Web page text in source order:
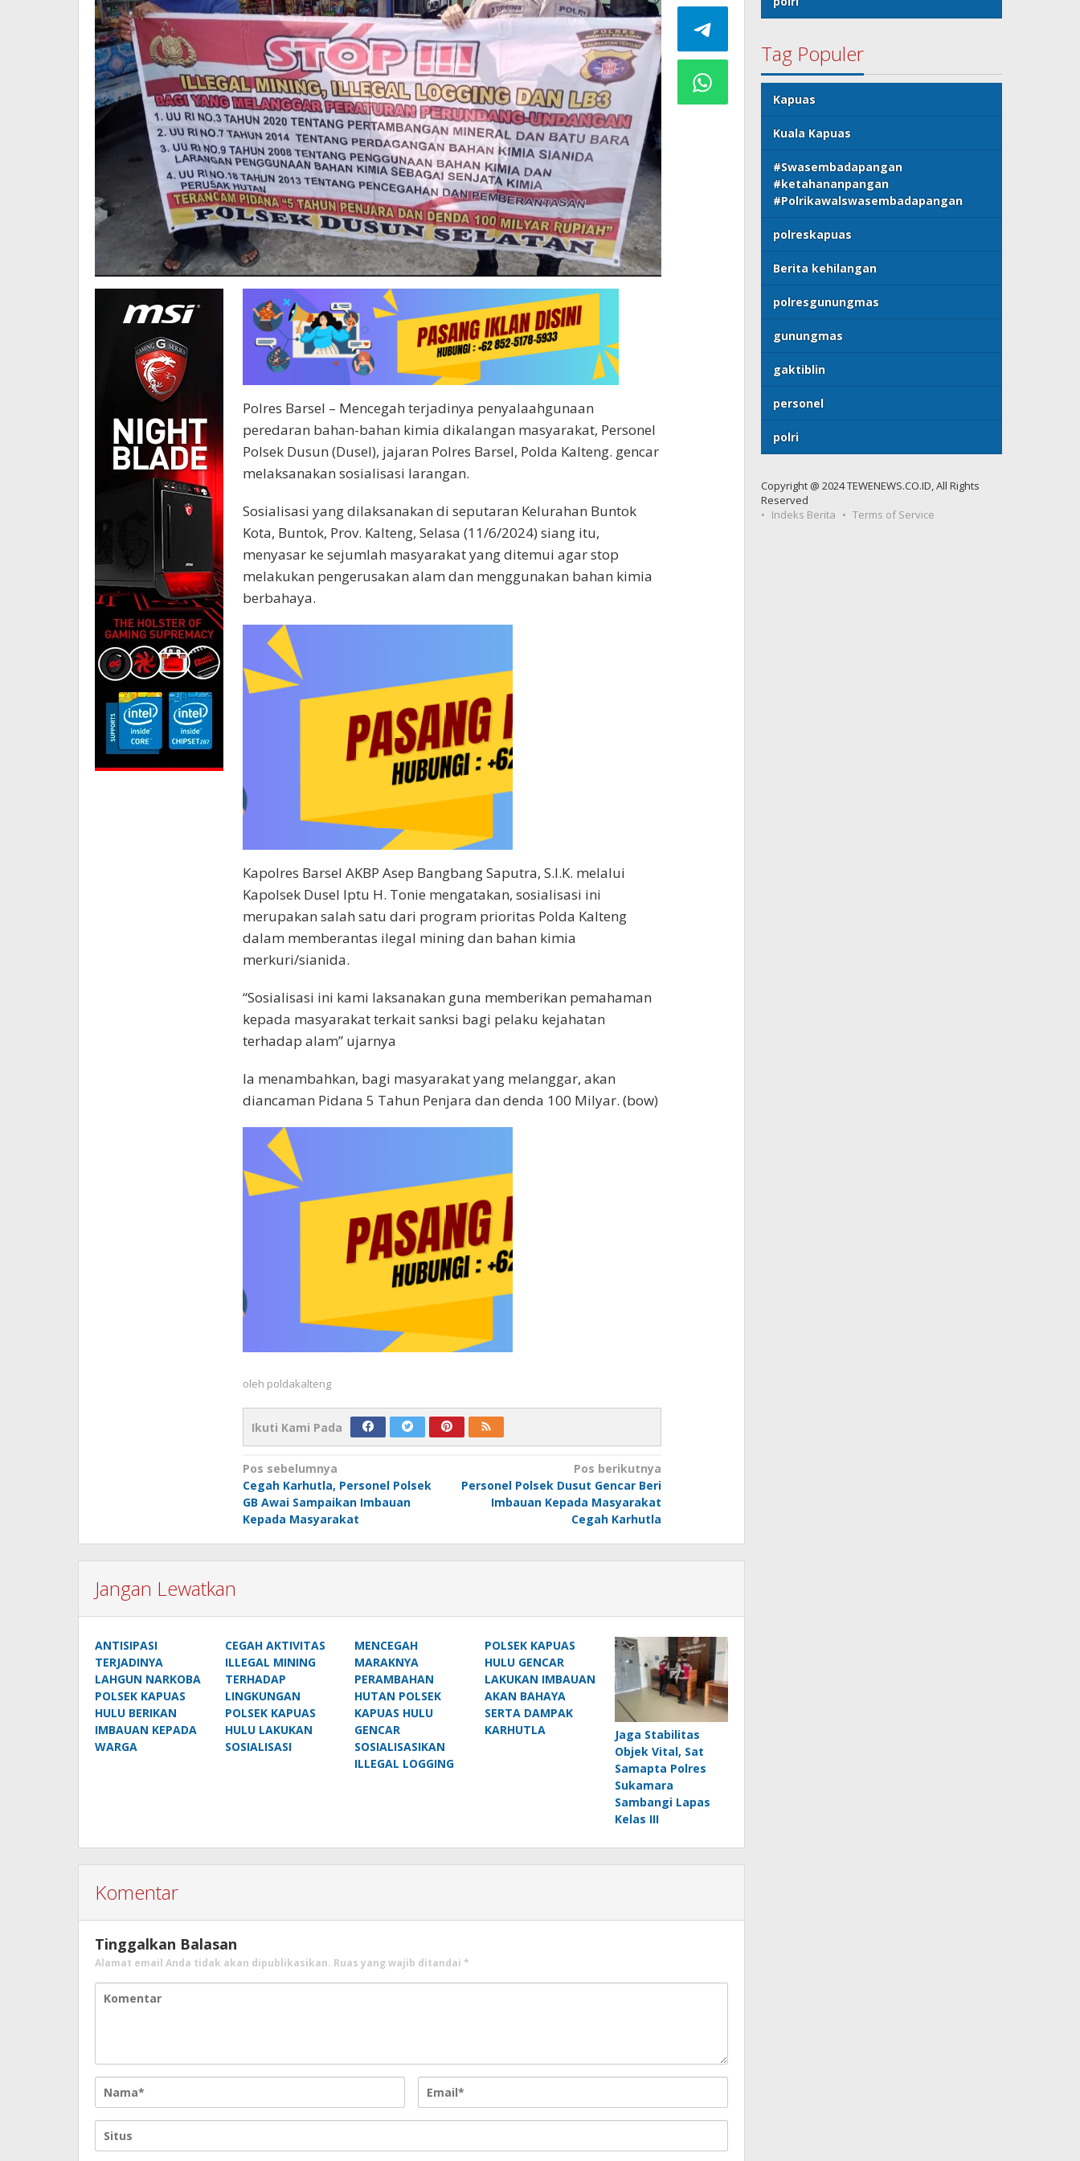
Polres Barsel – Mencegah terjadinya penyalaahgunaan
peredaran bahan-bahan kimia dikalangan masyarakat, Personel
Polsek Dusun (Dusel), jajaran Polres Barsel, Polda Kalteng. gencar
melaksanakan sosialisasi larangan.
Sosialisasi yang dilaksanakan di seputaran Kelurahan Buntok
Kota, Buntok, Prov. Kalteng, Selasa (11/6/2024) siang itu,
menyasar ke sejumlah masyarakat yang ditemui agar stop
melakukan pengerusakan alam dan menggunakan bahan kimia
berbahaya.
Kapolres Barsel AKBP Asep Bangbang Saputra, S.I.K. melalui
Kapolsek Dusel Iptu H. Tonie mengatakan, sosialisasi ini
merupakan salah satu dari program prioritas Polda Kalteng
dalam memberantas ilegal mining dan bahan kimia
merkuri/sianida.
“Sosialisasi ini kami laksanakan guna memberikan pemahaman
kepada masyarakat terkait sanksi bagi pelaku kejahatan
terhadap alam” ujarnya
Ia menambahkan, bagi masyarakat yang melanggar, akan
diancaman Pidana 5 Tahun Penjara dan denda 100 Milyar. (bow)
oleh poldakalteng
Ikuti Kami Pada
Navigasi
pos
Pos sebelumnya
Cegah Karhutla, Personel Polsek
GB Awai Sampaikan Imbauan
Kepada Masyarakat
Pos berikutnya
Personel Polsek Dusut Gencar Beri
Imbauan Kepada Masyarakat
Cegah Karhutla
Jangan Lewatkan
ANTISIPASI
TERJADINYA
LAHGUN NARKOBA
POLSEK KAPUAS
HULU BERIKAN
IMBAUAN KEPADA
WARGA
CEGAH AKTIVITAS
ILLEGAL MINING
TERHADAP
LINGKUNGAN
POLSEK KAPUAS
HULU LAKUKAN
SOSIALISASI
MENCEGAH
MARAKNYA
PERAMBAHAN
HUTAN POLSEK
KAPUAS HULU
GENCAR
SOSIALISASIKAN
ILLEGAL LOGGING
POLSEK KAPUAS
HULU GENCAR
LAKUKAN IMBAUAN
AKAN BAHAYA
SERTA DAMPAK
KARHUTLA
Jaga Stabilitas
Objek Vital, Sat
Samapta Polres
Sukamara
Sambangi Lapas
Kelas III
Komentar
Tinggalkan Balasan
Alamat email Anda tidak akan dipublikasikan. Ruas yang wajib ditandai *
Tag Populer
Kapuas
Kuala Kapuas
#Swasembadapangan
#ketahananpangan
#Polrikawalswasembadapangan
polreskapuas
Berita kehilangan
polresgunungmas
gunungmas
gaktiblin
personel
polri
Copyright @ 2024 TEWENEWS.CO.ID, All Rights
Reserved
Indeks Berita
Terms of Service